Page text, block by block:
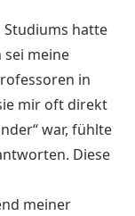
Studiums hatte
sei meine
in
mir oft direkt
war, fühlte
Diese
meiner